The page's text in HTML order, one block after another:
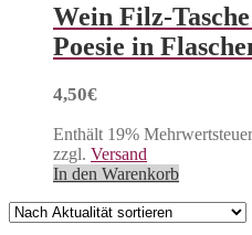
Wein Filz-
Poesie in
4,50€
Enthält 19% Mehrwertsteuer
zzgl. Versand
In den Warenkorb